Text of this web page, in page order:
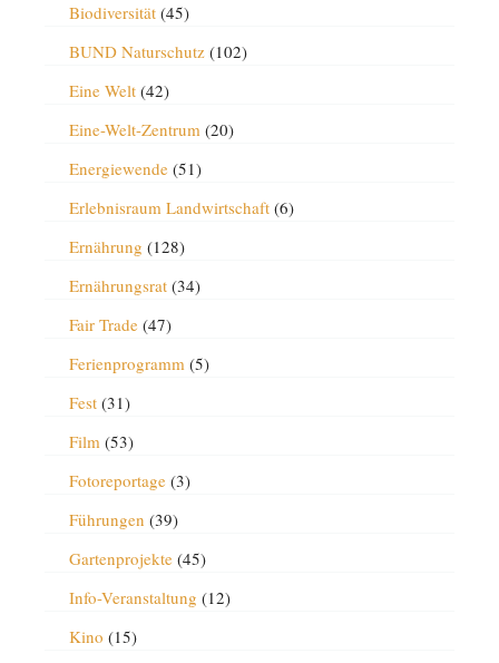
Biodiversität(45)
BUND Naturschutz(102)
Eine Welt(42)
Eine-Welt-Zentrum(20)
Energiewende(51)
Erlebnisraum Landwirtschaft(6)
Ernährung (128)
Ernährungsrat(34)
Fair Trade(47)
Ferienprogramm(5)
Fest(31)
Film(53)
Fotoreportage(3)
Führungen (39)
Gartenprojekte(45)
Info-Veranstaltung (12)
Kino (15)